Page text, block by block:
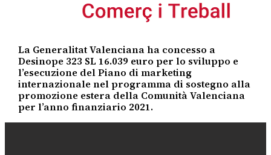
La Generalitat Valenciana ha concesso a
Desinope 323 SL 16.039 euro per lo sviluppo e
l’esecuzione del Piano di marketing
internazionale nel programma di sostegno alla
promozione estera della Comunità Valenciana
per l’anno finanziario 2021.